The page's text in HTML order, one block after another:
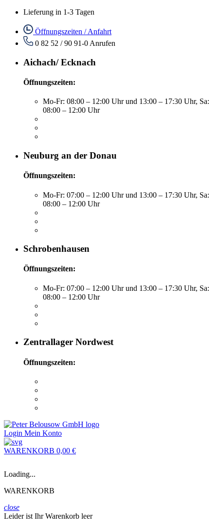
Lieferung in 1-3 Tagen
Öffnungszeiten / Anfahrt
0 82 52 / 90 91-0 Anrufen
Aichach/ Ecknach
Öffnungszeiten:
Mo-Fr: 08:00 – 12:00 Uhr und 13:00 – 17:30 Uhr, Sa:
08:00 – 12:00 Uhr
Neuburg an der Donau
Öffnungszeiten:
Mo-Fr: 07:00 – 12:00 Uhr und 13:00 – 17:30 Uhr, Sa:
08:00 – 12:00 Uhr
Schrobenhausen
Öffnungszeiten:
Mo-Fr: 07:00 – 12:00 Uhr und 13:00 – 17:30 Uhr, Sa:
08:00 – 12:00 Uhr
Zentrallager Nordwest
Öffnungszeiten:
Login Mein Konto
WARENKORB 0,00 €
Loading...
WARENKORB
close
Leider ist Ihr Warenkorb leer